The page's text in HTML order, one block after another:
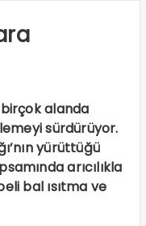
alanda
sürdürüyor.
yürüttüğü
arıcılıkla
bal ısıtma ve